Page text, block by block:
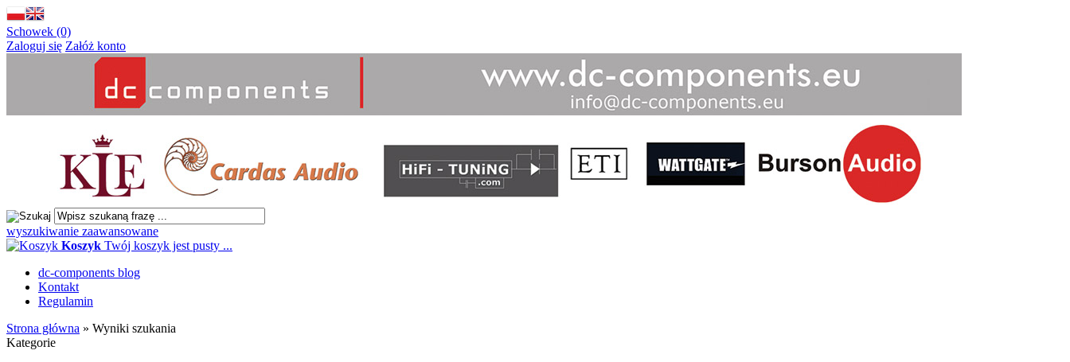
Schowek (0)
Zaloguj się Załóż konto
wyszukiwanie zaawansowane
Koszyk Twój koszyk jest pusty ...
dc-components blog
Kontakt
Regulamin
Strona główna » Wyniki szukania
Kategorie